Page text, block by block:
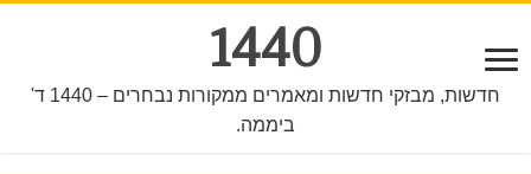
1440
חדשות, מבזקי חדשות ומאמרים ממקורות נבחרים – 1440 ד'
ביממה.